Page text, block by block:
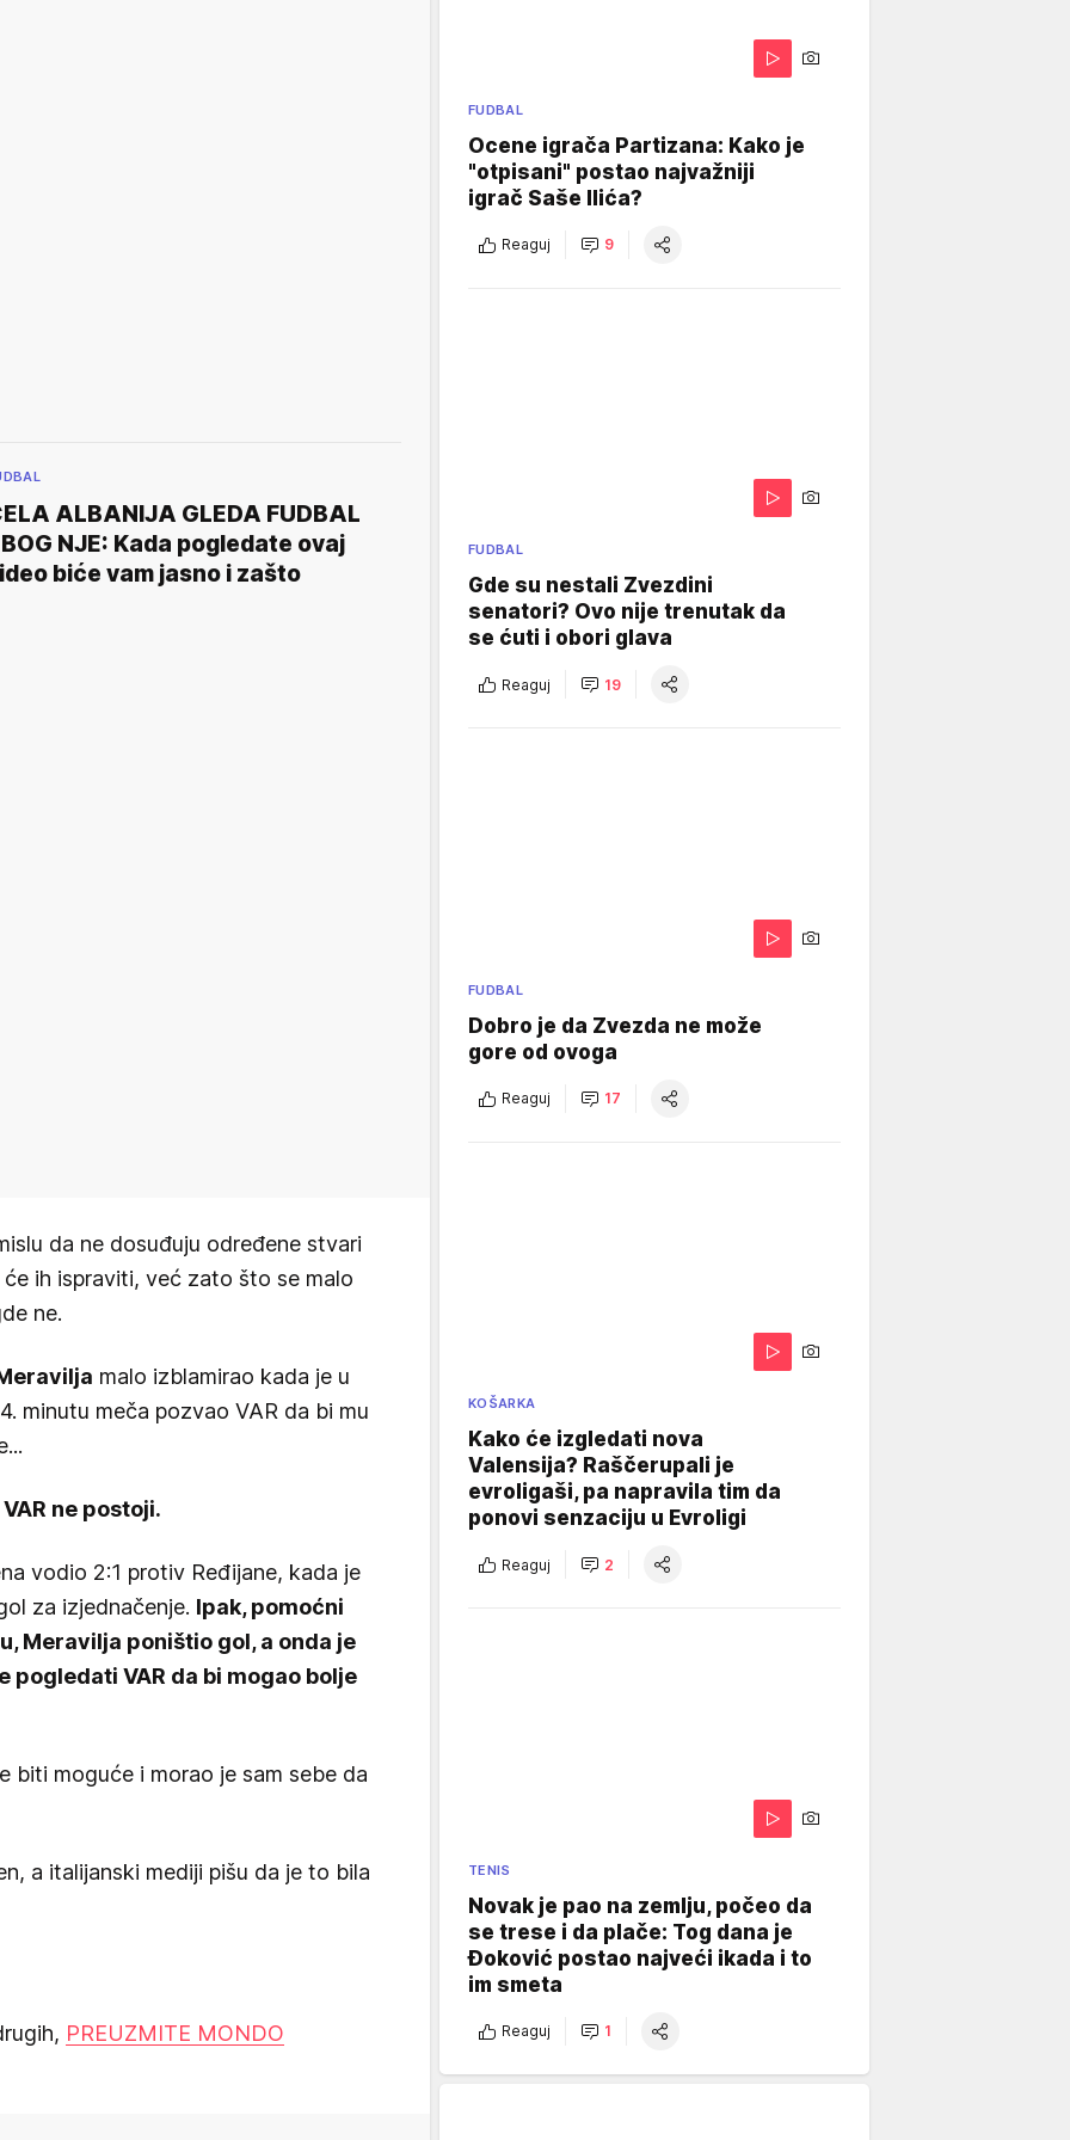
ALBANIJA GLEDA FUDBAL
NJE: Kada pogledate ovaj
biće vam jasno i zašto
da ne dosuđuju određene stvari
ih ispraviti, već zato što se malo
ne.
malo izblamirao kada je u
minutu meča pozvao VAR da bi mu
ne postoji.
vodio 2:1 protiv Ređijane, kada je
za izjednačenje. Ipak, pomoćni
Meravilja poništio gol, a onda je
VAR da bi mogao bolje
biti moguće i morao je sam sebe da
a italijanski mediji pišu da je to bila
PREUZMITE MONDO
FUDBAL
Ocene igrača Partizana: Kako je
"otpisani" postao najvažniji
igrač Saše Ilića?
Reaguj 9
FUDBAL
Gde su nestali Zvezdini
senatori? Ovo nije trenutak da
se ćuti i obori glava
Reaguj 19
FUDBAL
Dobro je da Zvezda ne može
gore od ovoga
Reaguj 17
KOŠARKA
Kako će izgledati nova
Valensija? Raščerupali je
evroligaši, pa napravila tim da
ponovi senzaciju u Evroligi
Reaguj 2
TENIS
Novak je pao na zemlju, počeo da
se trese i da plače: Tog dana je
Đoković postao najveći ikada i to
im smeta
Reaguj 1